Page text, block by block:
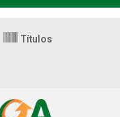
Títulos